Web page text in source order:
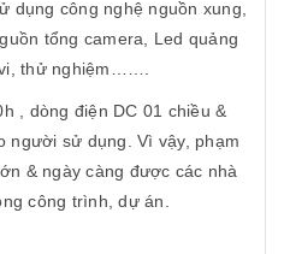
dụng công nghệ nguồn xung,
tổng camera, Led quảng
thử nghiệm…….
, dòng điện DC 01 chiều &
người sử dụng. Vì vậy, phạm
& ngày càng được các nhà
công trình, dự án.